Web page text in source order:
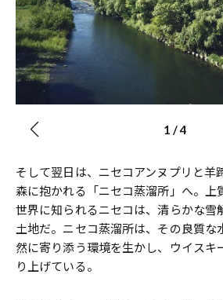
1 /4
そして翌日は、ニセコアンヌプリと羊
森に抱かれる「ニセコ蒸溜所」へ。上
世界に知られるニセコは、清らかな雪
土地だ。ニセコ蒸溜所は、その良質な
然に寄り添う環境を生かし、ウイスキ
り上げている。